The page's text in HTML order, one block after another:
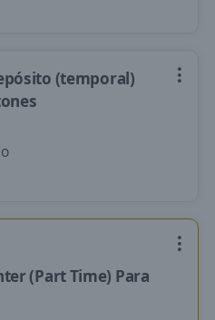
(temporal)
(Part Time) Para